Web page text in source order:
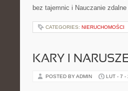
bez tajemnic i Nauczanie
CATEGORIES: NIERUCHOMOŚCI
KARY I
POSTED BY ADMIN LUT - 7 -